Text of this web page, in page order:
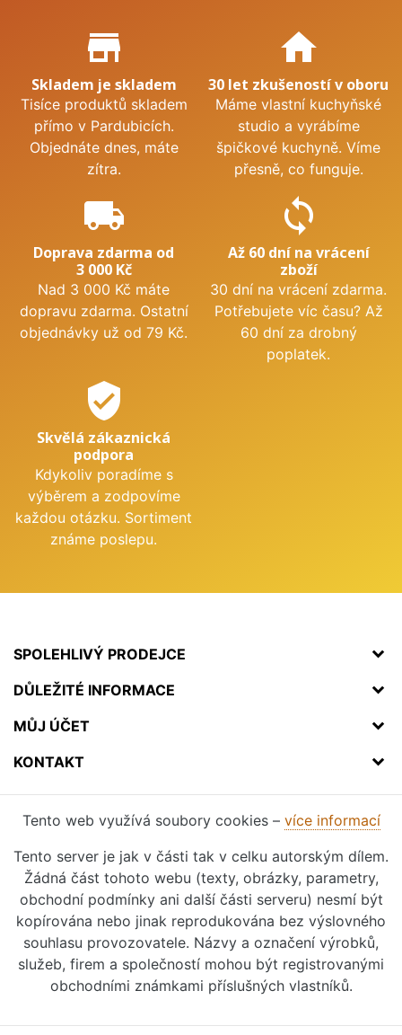
Proč nakupovat u nás?
store_mall_directory
Skladem je skladem
Tisíce produktů skladem
přímo v Pardubicích.
Objednáte dnes, máte
zítra.
home
30 let zkušeností v oboru
Máme vlastní kuchyňské
studio a vyrábíme
špičkové kuchyně. Víme
přesně, co funguje.
local_shipping
Doprava zdarma od
3 000 Kč
Nad 3 000 Kč máte
dopravu zdarma. Ostatní
objednávky už od 79 Kč.
sync
Až 60 dní na vrácení
zboží
30 dní na vrácení zdarma.
Potřebujete víc času? Až
60 dní za drobný
poplatek.
verified_user
Skvělá zákaznická
podpora
Kdykoliv poradíme s
výběrem a zodpovíme
každou otázku. Sortiment
známe poslepu.
SPOLEHLIVÝ PRODEJCE
DŮLEŽITÉ INFORMACE
MŮJ ÚČET
KONTAKT
Tento web využívá soubory cookies – více informací
Tento server je jak v části tak v celku autorským dílem.
Žádná část tohoto webu (texty, obrázky, parametry,
obchodní podmínky ani další části serveru) nesmí být
kopírována nebo jinak reprodukována bez výslovného
souhlasu provozovatele. Názvy a označení výrobků,
služeb, firem a společností mohou být registrovanými
obchodními známkami příslušných vlastníků.